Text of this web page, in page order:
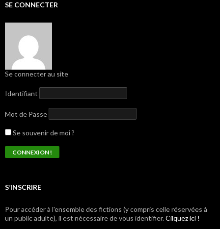
SE CONNECTER
Se connecter au site
Identifiant
Mot de Passe
Se souvenir de moi ?
S’INSCRIRE
Pour accéder à l'ensemble des fictions (y compris celle réservées à
un public adulte), il est nécessaire de vous identifier.Cilquez ici !